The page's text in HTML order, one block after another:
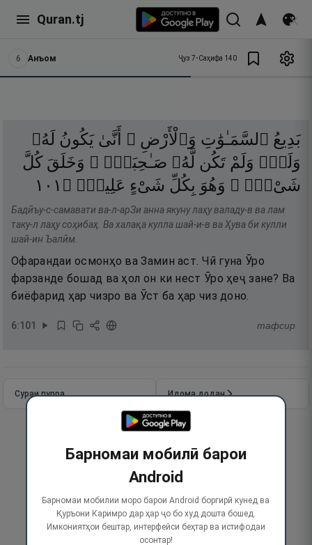
Quran.tj
6 Анъом Ҷуз 7•Саҳифа 140
بَدِيعُ ٱلسَّمَـٰوَٰتِ وَٱلْأَرْضِ ۖ أَنَّىٰ يَكُونُ لَهُۥ
وَلَدٌۭ وَلَمْ تَكُن لَّهُۥ صَـٰحِبَةٌۭ ۖ وَخَلَقَ كُلَّ
شَىْءٍۢ ۖ وَهُوَ بِكُلِّ شَىْءٍ عَلِيمٌۭ ۝ ١٠١
Бадӣъу-с-самавати ва-л-арЗи анна якуну лаҳу валаду-в ва лам
таку-л лаҳу соҳибаҳ. Ва халақа кулла шай-и-в ва Ҳува би кулли
шай-ин Ъалӣм.
Офарандаи осмонҳо ва Замин аст. Чӣ гуна Ӯро
фарзанде бошад ва ҳол он ки нест Ӯро ҳеҷ зане? Ва
биёфарид ҳар чизро ва Ӯст ба ҳар чиз доно.
6:101 тафсир
Сураи пурра Идома додан
Барномаи мобилӣ барои
Android
Барномаи мобилии моро барои Android боргирӣ кунед ва
Қуръони Каримро дар ҳар ҷо бо худ дошта бошед.
Имкониятҳои бештар, интерфейси беҳтар ва истифодаи
осонтар!